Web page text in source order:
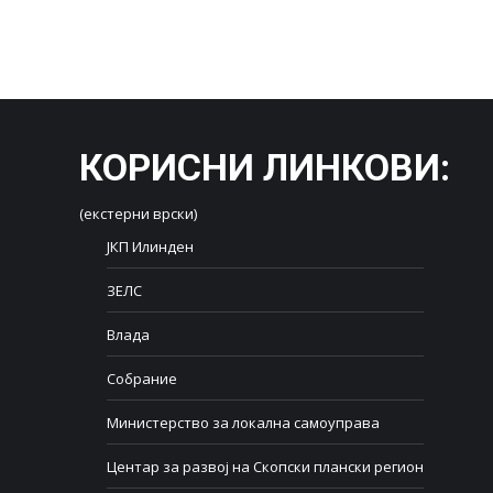
КОРИСНИ ЛИНКОВИ:
(екстерни врски)
ЈКП Илинден
ЗЕЛС
Влада
Собрание
Министерство за локална самоуправа
Центар за развој на Скопски плански регион